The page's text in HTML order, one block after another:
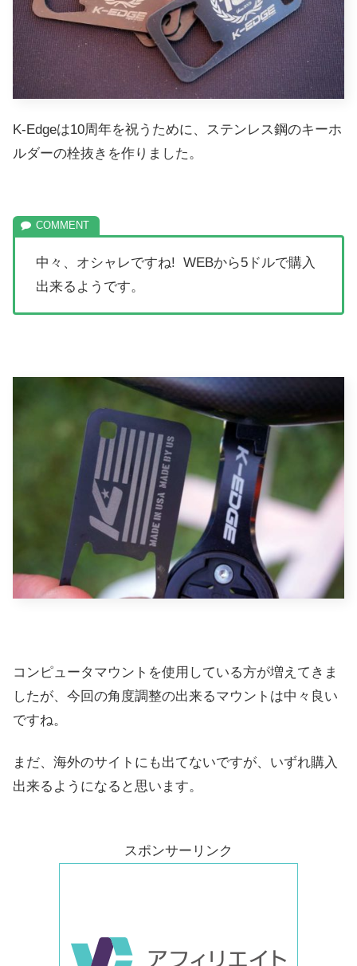
K-Edgeは10周年を祝うために、ステンレス鋼のキーホ
ルダーの栓抜きを作りました。
中々、オシャレですね! WEBから5ドルで購入
出来るようです。
コンピュータマウントを使用している方が増えてきま
したが、今回の角度調整の出来るマウントは中々良い
ですね。
まだ、海外のサイトにも出てないですが、いずれ購入
出来るようになると思います。
スポンサーリンク